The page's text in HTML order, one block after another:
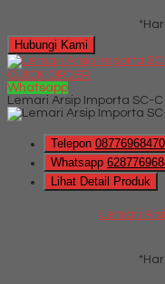
Hubungi Kami
QUICK ORDER
Whatsapp
Lemari Arsip Importa SC-
Telepon
Whatsapp
Lihat Detail Produk
Lemari